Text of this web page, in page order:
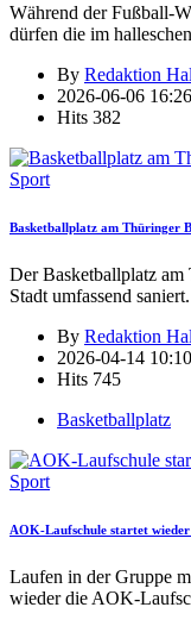
Während der Fußball-
dürfen die im
By Redaktion
2026-06-06
Hits 382
Sport
Basketballplatz am Thüringer
Der Basketballplatz
Stadt umfassend
By Redaktion
2026-04-14
Hits 745
Basketballplatz
Sport
AOK-Laufschule startet
Laufen in der Gruppe
wieder die AOK-